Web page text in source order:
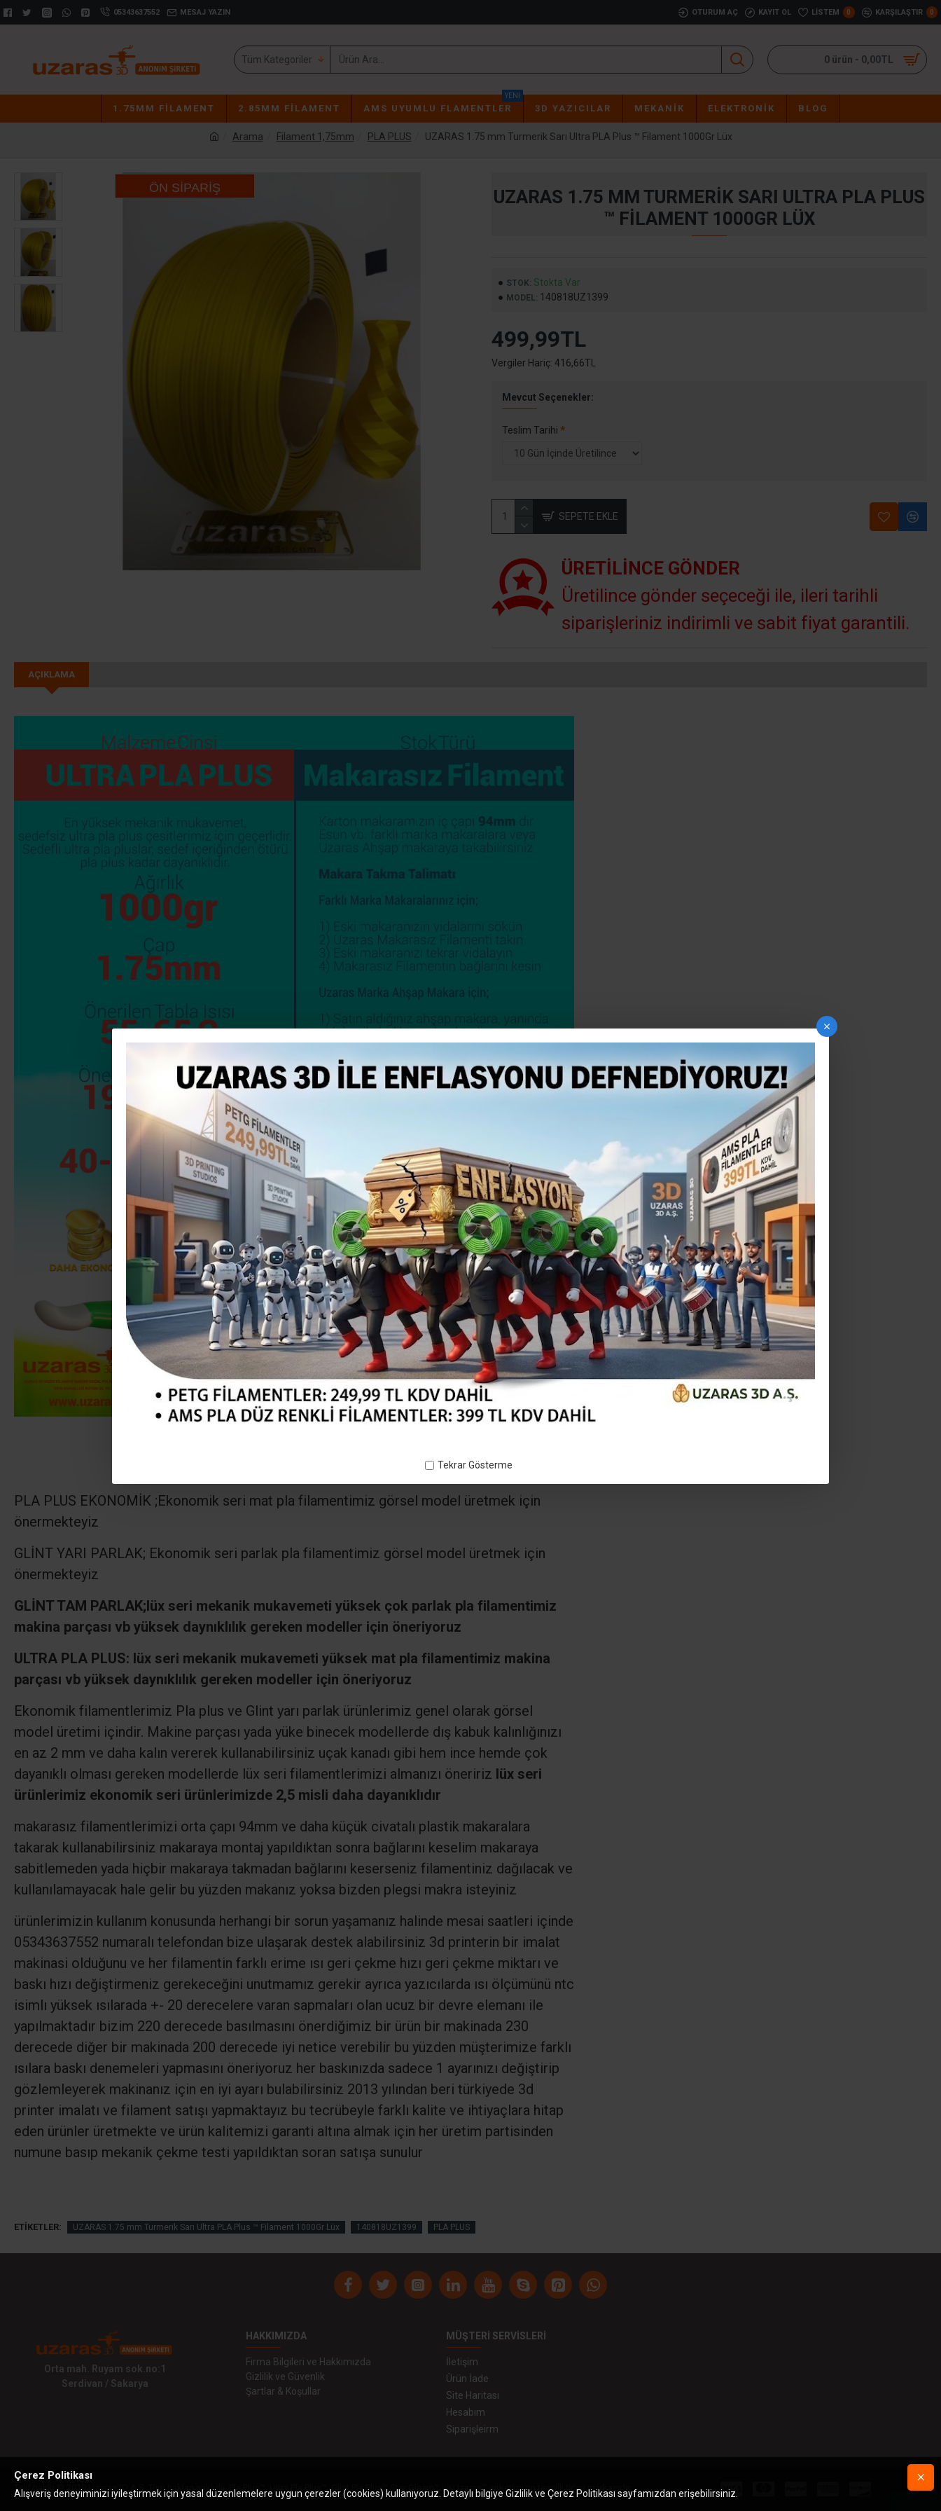
Tekrar Gösterme
05343637552 MESAJ YAZIN OTURUM AÇ KAYIT OL LISTEM 0 KARŞILAŞTIR 0
Tüm Kategoriler 0 ürün - 0,00TL
1.75MM FILAMENT 2.85MM FILAMENT AMS UYUMLU FLAMENTLER
YENI
3D YAZICILAR MEKANIK ELEKTRONIK BLOG
Arama Filament 1,75mm PLA PLUS UZARAS 1.75 mm Turmerik Sarı Ultra PLA Plus ™ Filament 1000Gr Lüx
ÖN SIPARIŞ
UZARAS 1.75 MM TURMERIK SARI ULTRA PLA PLUS
™ FILAMENT 1000GR LÜX
STOK: Stokta Var
MODEL: 140818UZ1399
499,99TL
Vergiler Hariç: 416,66TL
Mevcut Seçenekler:
Teslim Tarihi
SEPETE EKLE
ÜRETILINCE GÖNDER
Üretilince gönder seçeceği ile, ileri tarihli
siparişleriniz indirimli ve sabit fiyat garantili.
AÇIKLAMA
PLA PLUS EKONOMİK ;Ekonomik seri mat pla filamentimiz görsel model üretmek için
önermekteyiz
GLİNT YARI PARLAK; Ekonomik seri parlak pla filamentimiz görsel model üretmek için
önermekteyiz
GLİNT TAM PARLAK;lüx seri mekanik mukavemeti yüksek çok parlak pla filamentimiz
makina parçası vb yüksek daynıklılık gereken modeller için öneriyoruz
ULTRA PLA PLUS: lüx seri mekanik mukavemeti yüksek mat pla filamentimiz makina
parçası vb yüksek daynıklılık gereken modeller için öneriyoruz
Ekonomik filamentlerimiz Pla plus ve Glint yarı parlak ürünlerimiz genel olarak görsel
model üretimi içindir. Makine parçası yada yüke binecek modellerde dış kabuk kalınlığınızı
en az 2 mm ve daha kalın vererek kullanabilirsiniz uçak kanadı gibi hem ince hemde çok
dayanıklı olması gereken modellerde lüx seri filamentlerimizi almanızı öneririz lüx seri
ürünlerimiz ekonomik seri ürünlerimizde 2,5 misli daha dayanıklıdır
makarasız filamentlerimizi orta çapı 94mm ve daha küçük civatalı plastik makaralara
takarak kullanabilirsiniz makaraya montaj yapıldıktan sonra bağlarını keselim makaraya
sabitlemeden yada hiçbir makaraya takmadan bağlarını keserseniz filamentiniz dağılacak ve
kullanılamayacak hale gelir bu yüzden makanız yoksa bizden plegsi makra isteyiniz
ürünlerimizin kullanım konusunda herhangi bir sorun yaşamanız halinde mesai saatleri içinde
05343637552 numaralı telefondan bize ulaşarak destek alabilirsiniz 3d printerin bir imalat
makinasi olduğunu ve her filamentin farklı erime ısı geri çekme hızı geri çekme miktarı ve
baskı hızı değiştirmeniz gerekeceğini unutmamız gerekir ayrıca yazıcılarda ısı ölçümünü ntc
isimlı yüksek ısılarada +- 20 derecelere varan sapmaları olan ucuz bir devre elemanı ile
yapılmaktadır bizim 220 derecede basılmasını önerdiğimiz bir ürün bir makinada 230
derecede diğer bir makinada 200 derecede iyi netice verebilir bu yüzden müşterimize farklı
ısılara baskı denemeleri yapmasını öneriyoruz her baskınızda sadece 1 ayarınızı değiştirip
gözlemleyerek makinanız için en iyi ayarı bulabilirsiniz 2013 yılından beri türkiyede 3d
printer imalatı ve filament satışı yapmaktayız bu tecrübeyle farklı kalite ve ihtiyaçlara hitap
eden ürünler üretmekte ve ürün kalitemizi garanti altına almak için her üretim partisinden
numune basıp mekanik çekme testi yapıldıktan soran satışa sunulur
ETIKETLER: UZARAS 1.75 mm Turmerik Sarı Ultra PLA Plus ™ Filament 1000Gr Lüx 140818UZ1399 PLA PLUS
Orta mah. Ruyam sok.no:1
Serdivan / Sakarya
HAKKIMIZDA
Firma Bilgileri ve Hakkımızda
Gizlilik ve Güvenlik
Şartlar & Koşullar
MÜŞTERI SERVISLERI
İletişim
Ürün İade
Site Haritası
Hesabım
Siparişleirm
Telif hakkı © 2019 Uzaras3D A.Ş. Tüm hakları saklıdır. Pla Plus™, Ultra Pla Plus™, Glint Pla Plus™,Star Gleam™ ve Uzaras™ şirketimizin tescilli ticari markasıdır.
Çerez Politikası
Alışveriş deneyiminizi iyileştirmek için yasal düzenlemelere uygun çerezler (cookies) kullanıyoruz. Detaylı bilgiye Gizlilik ve Çerez Politikası sayfamızdan erişebilirsiniz.